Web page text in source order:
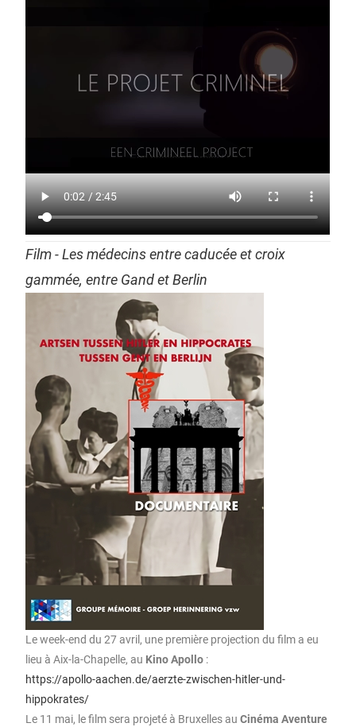
Film - Les médecins entre caducée et croix
gammée, entre Gand et Berlin
Le week-end du 27 avril, une première projection du film a eu
lieu à Aix-la-Chapelle, au Kino Apollo :
https://apollo-aachen.de/aerzte-zwischen-hitler-und-
hippokrates/
Le 11 mai, le film sera projeté à Bruxelles auCinéma Aventure